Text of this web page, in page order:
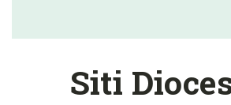
Siti